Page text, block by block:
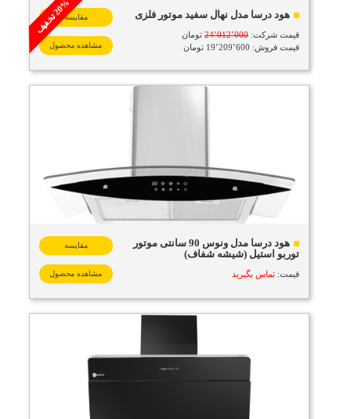
هود درسا مدل نهال سفید موتور فلزی
قیمت شرکت:24٬012٬000تومان
قیمت فروش: 19٬209٬600 تومان
2
0
%
ت
خ
ف
ی
فمقایسه
مشاهده محصول
هود درسا مدل ونوس 90 سانتی موتور
توربو استیل (شیشه شفاف)
قیمت: تماس بگیرید
مقایسه
مشاهده محصول